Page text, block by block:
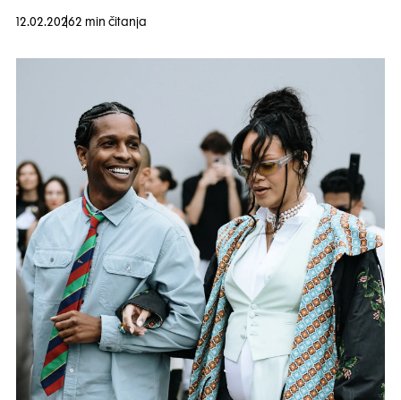
12.02.20262 min čitanja